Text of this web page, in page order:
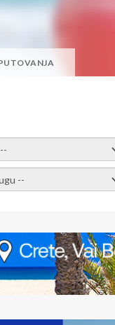
--